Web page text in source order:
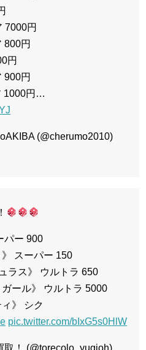
7000円
800円
円
900円
1000円…
(@cherumo2010)
パー 900
》 スーパー 150
ラス》 ウルトラ 650
ガール》 ウルトラ 5000
》 シク
pic.twitter.com/bIxG5s0HlW
！ (@torecolo_yugioh)